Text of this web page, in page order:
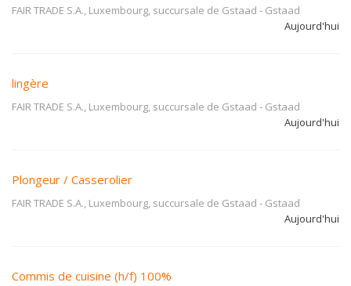
FAIR TRADE S.A., Luxembourg, succursale de Gstaad - Gstaad
Aujourd'hui
lingère
FAIR TRADE S.A., Luxembourg, succursale de Gstaad - Gstaad
Aujourd'hui
Plongeur / Casserolier
FAIR TRADE S.A., Luxembourg, succursale de Gstaad - Gstaad
Aujourd'hui
Commis de cuisine (h/f) 100%